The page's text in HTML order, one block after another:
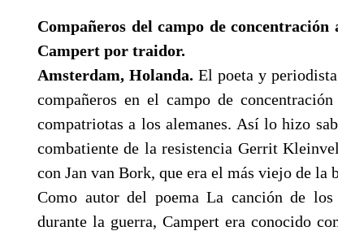
Compañeros del campo de
Campert por traidor.
Amsterdam, Holanda. El poeta y
compañeros en el campo de
compatriotas a los alemanes. Así lo hizo
combatiente de la resistencia Gerrit
con Jan van Bork, que era el más viejo de la
Como autor del poema La canción de
durante la guerra, Campert era conocido